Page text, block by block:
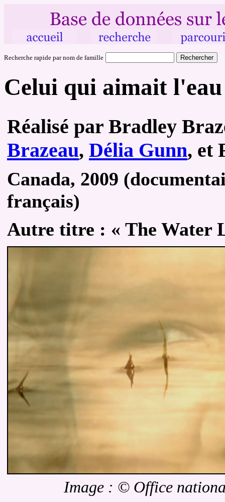
Recherche rapide par nom de famille
Celui qui aimait l'eau
Réalisé par Bradley
Brazeau, Délia Gunn, et
Canada, 2009
français)
Autre titre : « The Water
Image : © Office